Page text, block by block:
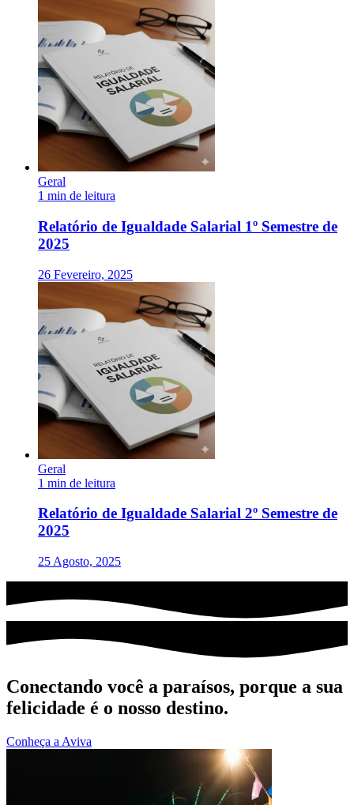
Geral
1 min de leitura
Relatório de Igualdade Salarial 1º Semestre de
2025
26 Fevereiro, 2025
Geral
1 min de leitura
Relatório de Igualdade Salarial 2º Semestre de
2025
25 Agosto, 2025
Conectando você a paraísos, porque a sua
felicidade é o nosso destino.
Conheça a Aviva